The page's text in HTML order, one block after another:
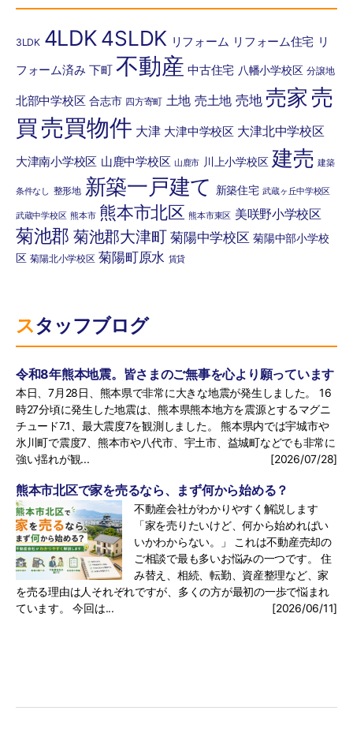
3LDK 4LDK4SLDK リフォーム リフォーム住宅 リ
フォーム済み 下町 不動産 中古住宅 八幡小学校区 分譲地
北部中学校区 合志市 四方寄町 土地 売土地 売地 売家 売
買 売買物件 大津 大津中学校区 大津北中学校区
大津南小学校区 山鹿中学校区 山鹿市 川上小学校区 建売 建築
条件なし 整形地 新築一戸建て 新築住宅 武蔵ヶ丘中学校区
武蔵中学校区 熊本市 熊本市北区 熊本市東区 美咲野小学校区
菊池郡 菊池郡大津町 菊陽中学校区 菊陽中部小学校
区 菊陽北小学校区 菊陽町原水 賃貸
スタッフブログ
令和8年熊本地震。皆さまのご無事を心より願っています
本日、7月28日、熊本県で非常に大きな地震が発生しました。 16
時27分頃に発生した地震は、熊本県熊本地方を震源とするマグニ
チュード7.1、最大震度7を観測しました。 熊本県内では宇城市や
氷川町で震度7、熊本市や八代市、宇土市、益城町などでも非常に
強い揺れが観...
[2026/07/28]
熊本市北区で家を売るなら、まず何から始める？
不動産会社がわかりやすく解説します
「家を売りたいけど、何から始めればい
いかわからない。」 これは不動産売却の
ご相談で最も多いお悩みの一つです。 住
み替え、相続、転勤、資産整理など、家
を売る理由は人それぞれですが、多くの方が最初の一歩で悩まれ
ています。 今回は...
[2026/06/11]